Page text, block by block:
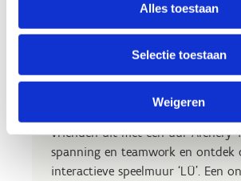
Alles toestaan
Selectie toestaan
Weigeren
Achery Tag en LÜ:
verjaardag!
Een verjaardag vol actie en plezier!
vrienden uit met een uur Archery
spanning en teamwork en ontdek
interactieve speelmuur ‘LÜ’. Een